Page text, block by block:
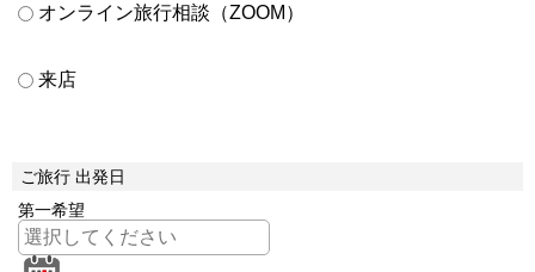
オンライン旅行相談（ZOOM）
来店
ご旅行 出発日
第一希望